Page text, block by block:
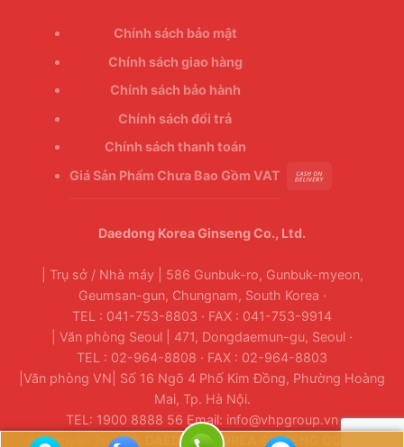
Chính sách bảo mật
Chính sách giao hàng
Chính sách bảo hành
Chính sách đổi trả
Chính sách thanh toán
Giá Sản Phẩm Chưa Bao Gồm VAT
Daedong Korea Ginseng Co., Ltd.
| Trụ sở / Nhà máy | 586 Gunbuk-ro, Gunbuk-myeon,
Geumsan-gun, Chungnam, South Korea ·
TEL : 041-753-8803 · FAX : 041-753-9914
| Văn phòng Seoul | 471, Dongdaemun-gu, Seoul ·
TEL : 02-964-8808 · FAX : 02-964-8803
|Văn phòng VN| Số 16 Ngõ 4 Phố Kim Đồng, Phường Hoàng
Mai, Tp. Hà Nội.
TEL: 1900 8888 56 Email: info@vhpgroup.vn
Bản quyền 2026 ©
DAEDONG KOREA GINSENG CO., LTD.